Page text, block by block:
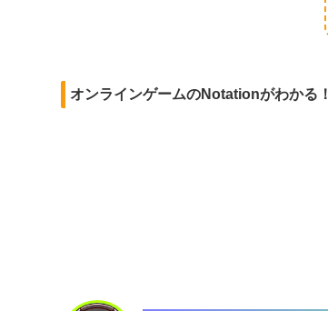
オンラインゲームのNotationがわかる！